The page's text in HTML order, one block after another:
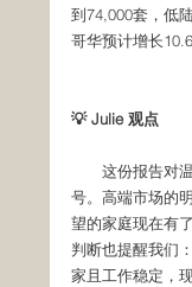
到74,000套，低
哥华预计增长
💡 Julie 观点
这份报告对温
号。高端市场的
望的家庭现在有
判断也提醒我们
家且工作稳定，